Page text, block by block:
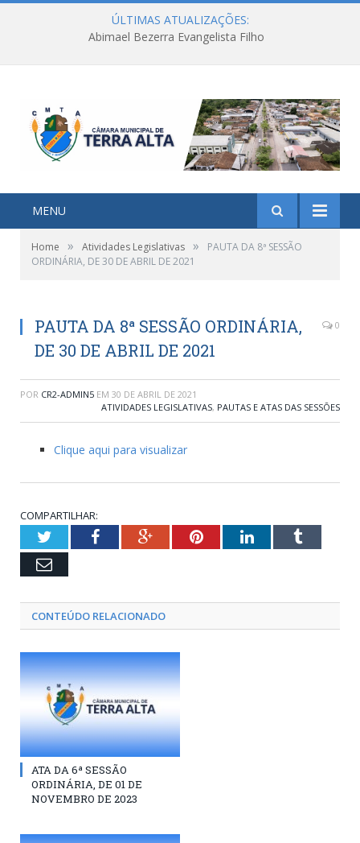
ÚLTIMAS ATUALIZAÇÕES:
Abimael Bezerra Evangelista Filho
MENU
Home » Atividades Legislativas »
PAUTA DA 8ª SESSÃO
ORDINÁRIA, DE 30 DE ABRIL DE 2021
PAUTA DA 8ª SESSÃO ORDINÁRIA,
DE 30 DE ABRIL DE 2021
0
POR CR2-ADMIN5 EM 30 DE ABRIL DE 2021
ATIVIDADES LEGISLATIVAS, PAUTAS E ATAS DAS SESSÕES
Clique aqui para visualizar
COMPARTILHAR:
TwitterFacebookGoogle+PinterestLinkedInTumblr
Email
CONTEÚDO RELACIONADO
ATA DA 6ª SESSÃO
ORDINÁRIA, DE 01 DE
NOVEMBRO DE 2023